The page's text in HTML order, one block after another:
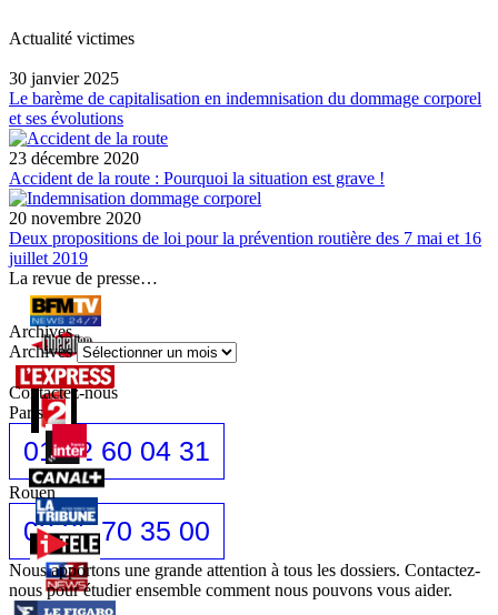
Actualité victimes
30 janvier 2025
Le barème de capitalisation en indemnisation du dommage corporel
et ses évolutions
23 décembre 2020
Accident de la route : Pourquoi la situation est grave !
20 novembre 2020
Deux propositions de loi pour la prévention routière des 7 mai et 16
juillet 2019
La revue de presse…
Archives
Archives
Contactez-nous
Paris
01 42 60 04 31
Rouen
02 35 70 35 00
Nous apportons une grande attention à tous les dossiers. Contactez-
nous pour étudier ensemble comment nous pouvons vous aider.